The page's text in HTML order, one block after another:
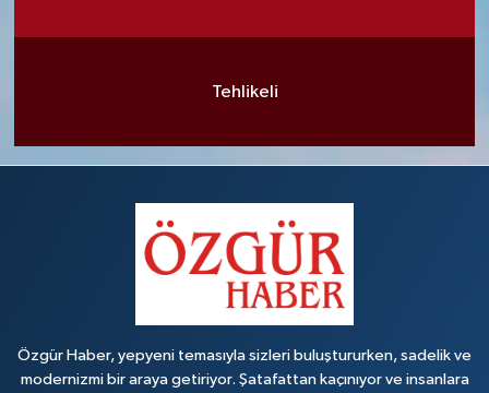
Tehlikeli
Özgür Haber, yepyeni temasıyla sizleri buluştururken, sadelik ve
modernizmi bir araya getiriyor. Şatafattan kaçınıyor ve insanlara